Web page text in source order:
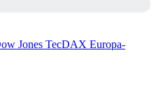
Jones TecDAX Europa-